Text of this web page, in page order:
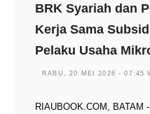
BRK Syariah dan
Kerja Sama
Pelaku Usaha
RABU, 20 MEI 2026 - 07:45
RIAUBOOK.COM, BATAM